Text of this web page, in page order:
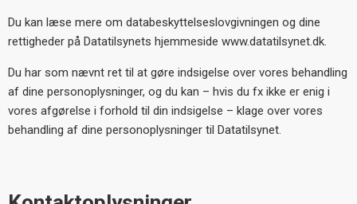
Du kan læse mere om databeskyttelseslovgivningen og dine
rettigheder på Datatilsynets hjemmeside www.datatilsynet.dk.
Du har som nævnt ret til at gøre indsigelse over vores behandling
af dine personoplysninger, og du kan – hvis du fx ikke er enig i
vores afgørelse i forhold til din indsigelse – klage over vores
behandling af dine personoplysninger til Datatilsynet.